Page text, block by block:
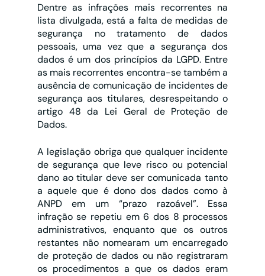
Dentre as infrações mais recorrentes na
lista divulgada, está a falta de medidas de
segurança no tratamento de dados
pessoais, uma vez que a segurança dos
dados é um dos princípios da LGPD. Entre
as mais recorrentes encontra-se também a
ausência de comunicação de incidentes de
segurança aos titulares, desrespeitando o
artigo 48 da Lei Geral de Proteção de
Dados.
A legislação obriga que qualquer incidente
de segurança que leve risco ou potencial
dano ao titular deve ser comunicada tanto
a aquele que é dono dos dados como à
ANPD em um “prazo razoável”. Essa
infração se repetiu em 6 dos 8 processos
administrativos, enquanto que os outros
restantes não nomearam um encarregado
de proteção de dados ou não registraram
os procedimentos a que os dados eram